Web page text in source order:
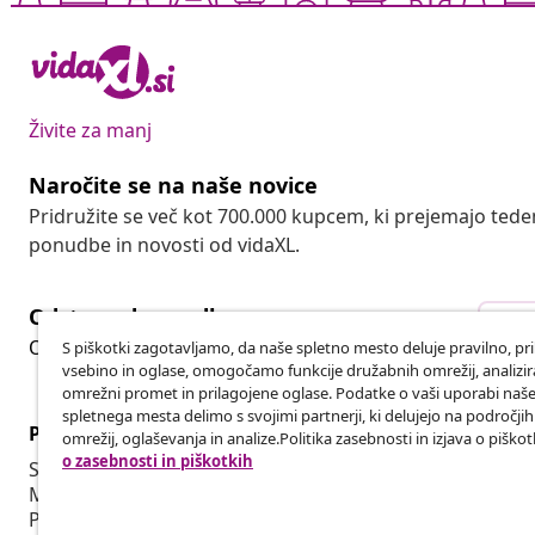
Živite za manj
Naročite se na naše novice
Pridružite se več kot 700.000 kupcem, ki prejemajo
ponudbe in novosti od vidaXL.
Odstop od pogodbe
Oddaj zahtevek za odstop od naročila.
Podpora za stranke
Sledite svojemu naročilu
Moj račun
Plačilo
Poslovanje
S piškotki zagotavljamo, da naše spletno mesto deluje pravilno,
vsebino in oglase, omogočamo funkcije družabnih omrežij,
omrežni promet in prilagojene oglase. Podatke o vaši uporabi
spletnega mesta delimo s svojimi partnerji, ki delujejo na
omrežij, oglaševanja in analize.Politika zasebnosti in izjava o
o zasebnosti in piškotkih